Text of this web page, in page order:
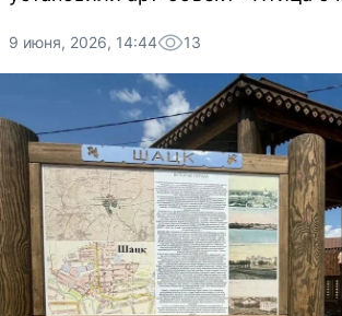
9 июня, 2026, 14:44 13